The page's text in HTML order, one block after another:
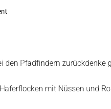
den Pfadfindern zurückdenke
mit Nüssen und